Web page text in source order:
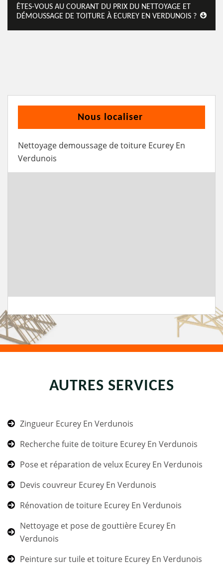
ÊTES-VOUS AU COURANT DU PRIX DU NETTOYAGE ET
DÉMOUSSAGE DE TOITURE À ECUREY EN VERDUNOIS ?
Nous localiser
Nettoyage demoussage de toiture Ecurey En
Verdunois
AUTRES SERVICES
Zingueur Ecurey En Verdunois
Recherche fuite de toiture Ecurey En Verdunois
Pose et réparation de velux Ecurey En Verdunois
Devis couvreur Ecurey En Verdunois
Rénovation de toiture Ecurey En Verdunois
Nettoyage et pose de gouttière Ecurey En
Verdunois
Peinture sur tuile et toiture Ecurey En Verdunois